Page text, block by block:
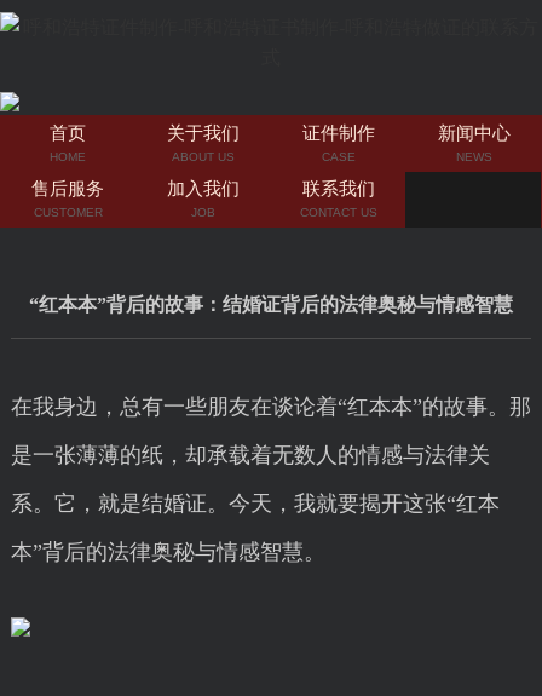
首页
HOME
关于我们
ABOUT US
证件制作
CASE
新闻中心
NEWS
售后服务
CUSTOMER
加入我们
JOB
联系我们
CONTACT US
“红本本”背后的故事：结婚证背后的法律奥秘与情感智慧
在我身边，总有一些朋友在谈论着“红本本”的故事。那
是一张薄薄的纸，却承载着无数人的情感与法律关
系。它，就是结婚证。今天，我就要揭开这张“红本
本”背后的法律奥秘与情感智慧。